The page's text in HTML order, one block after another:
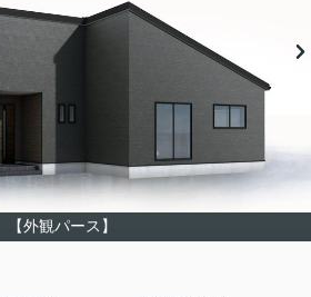
【外観パース】